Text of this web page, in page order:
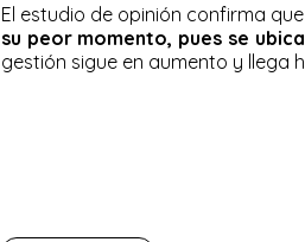
El estudio de opinión confirma
su peor momento, pues se ubica
gestión sigue en aumento y llega